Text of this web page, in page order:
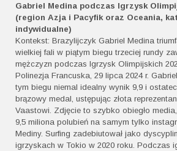
Gabriel Medina podczas Igrzysk
(region Azja i Pacyfik oraz Oceania,
indywidualne)
Kontekst: Brazylijczyk Gabriel Medina
wielkiej fali w piątym biegu trzeciej rundy
mężczyzn podczas Igrzysk Olimpijskich
Polinezja Francuska, 29 lipca 2024 r.
tym biegu niemal idealny wynik 9,9 i
brązowy medal, ustępując złota
Vaastowi. Zdjęcie to szybko obiegło
9,5 miliona polubień na samym tylko
Mediny. Surfing zadebiutował jako
igrzyskach w Tokio w 2020 roku. Podczas